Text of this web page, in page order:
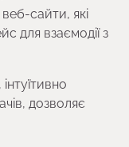
сайти, які
для взаємодії з
дозволяє